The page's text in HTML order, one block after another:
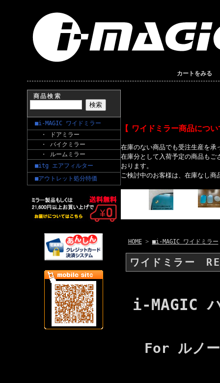
カートをみる
商品検索
■i-MAGIC ワイドミラー
・ ドアミラー
・ バイクミラー
・ ルームミラー
■itg エアフィルター
■アウトレット処分特価
【 ワイドミラー商品につ
在庫のない商品でも受注生産を承
在庫分として入荷予定の商品もご
おります。
ご検討中のお客様は、在庫なし
HOME> ■i-MAGIC ワイドミラー
ワイドミラー
i-MAGIC
For ルノ